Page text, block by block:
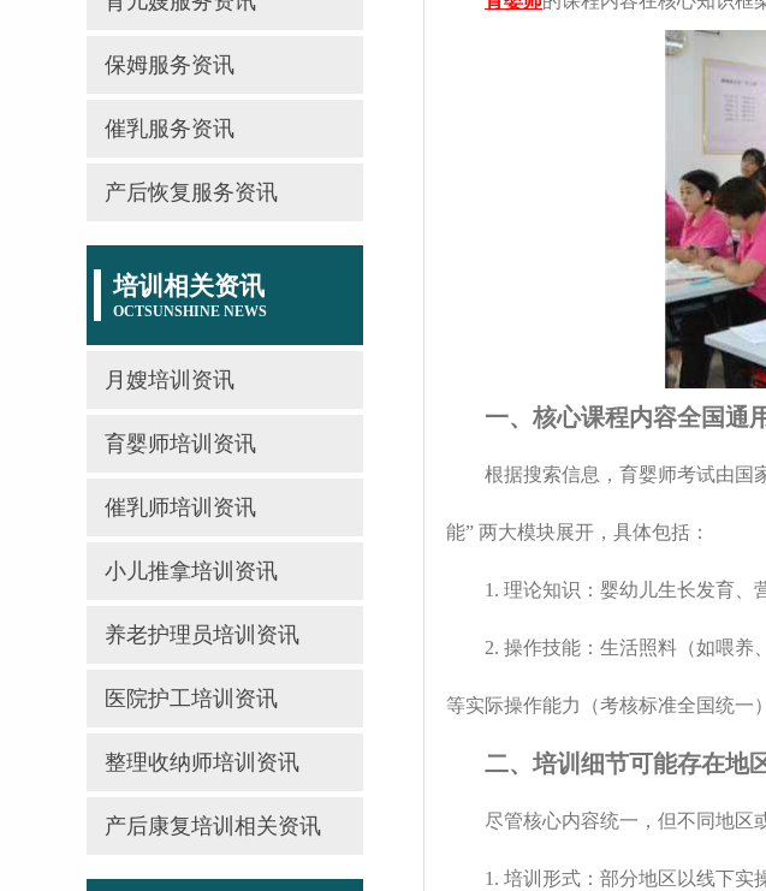
保姆服务资讯
催乳服务资讯
产后恢复服务资讯
培训相关资讯
OCTSUNSHINE NEWS
月嫂培训资讯
育婴师培训资讯
催乳师培训资讯
小儿推拿培训资讯
养老护理员培训资讯
医院护工培训资讯
整理收纳师培训资讯
产后康复培训相关资讯
一、核心课程内容全国通
根据搜索信息，育婴师考试由国
能” 两大模块展开，具体包括：
1. 理论知识：婴幼儿生长发育、
2. 操作技能：生活照料（如喂养
等实际操作能力（考核标准全国统一
二、培训细节可能存在地
尽管核心内容统一，但不同地区
1. 培训形式：部分地区以线下实